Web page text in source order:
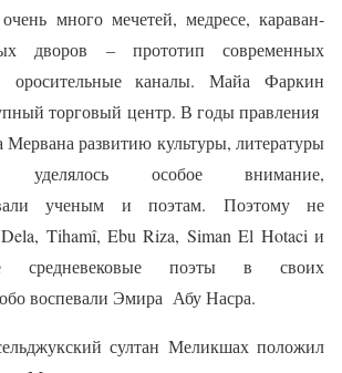
много мечетей, медресе, караван-
дворов – прототип современных
оросительные каналы. Майа Фаркин
торговый центр. В годы правления
Мервана развитию культуры, литературы
особое внимание,
ученым и поэтам. Поэтому не
Tihamî, Ebu Riza, Siman El Hotaci и
средневековые поэты в своих
воспевали Эмира Абу Насра.
султан Меликшах положил